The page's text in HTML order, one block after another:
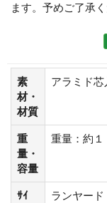
ます。予めご了承く
素
材・
材質
アラミド
重
量・
容量
重量：約１
ｻｲ
ランヤー